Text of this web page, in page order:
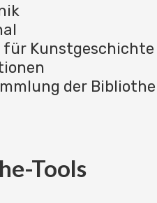
Kunstgeschichte
der
Tools